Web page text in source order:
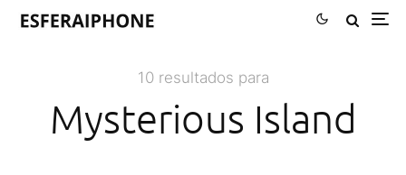
10 resultados para
Mysterious Island